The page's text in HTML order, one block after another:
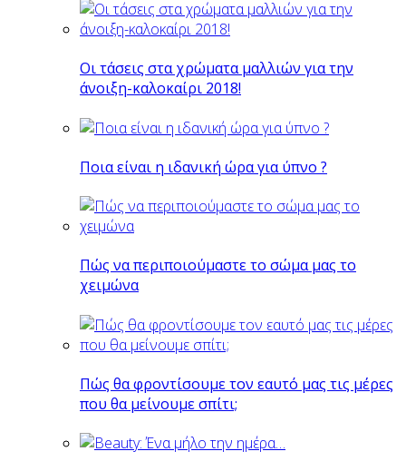
Οι τάσεις στα χρώματα μαλλιών για την
άνοιξη-καλοκαίρι 2018!
Ποια είναι η ιδανική ώρα για ύπνο ?
Πώς να περιποιούμαστε το σώμα μας το
χειμώνα
Πώς θα φροντίσουμε τον εαυτό μας τις μέρες
που θα μείνουμε σπίτι;